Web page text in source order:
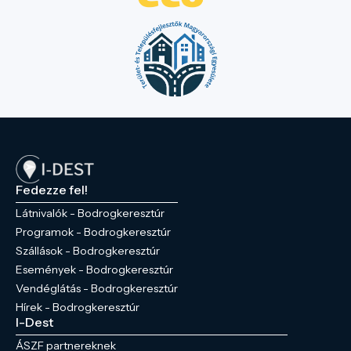
Fedezze fel!
Látnivalók - Bodrogkeresztúr
Programok - Bodrogkeresztúr
Szállások - Bodrogkeresztúr
Események - Bodrogkeresztúr
Vendéglátás - Bodrogkeresztúr
Hírek - Bodrogkeresztúr
I-Dest
ÁSZF partnereknek